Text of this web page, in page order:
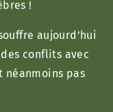
!
aujourd’hui
conflits avec
néanmoins pas